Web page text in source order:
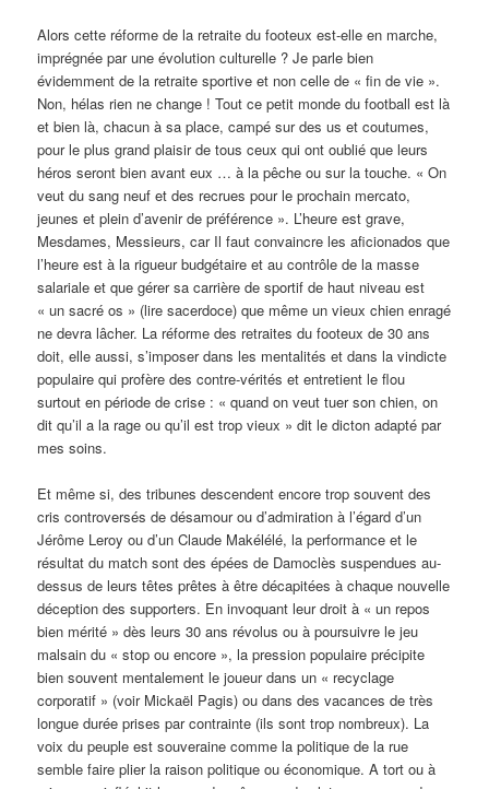
Alors cette réforme de la retraite du footeux est-elle en marche,
imprégnée par une évolution culturelle ? Je parle bien
évidemment de la retraite sportive et non celle de « fin de vie ».
Non, hélas rien ne change ! Tout ce petit monde du football est là
et bien là, chacun à sa place, campé sur des us et coutumes,
pour le plus grand plaisir de tous ceux qui ont oublié que leurs
héros seront bien avant eux … à la pêche ou sur la touche. « On
veut du sang neuf et des recrues pour le prochain mercato,
jeunes et plein d’avenir de préférence ». L’heure est grave,
Mesdames, Messieurs, car Il faut convaincre les aficionados que
l’heure est à la rigueur budgétaire et au contrôle de la masse
salariale et que gérer sa carrière de sportif de haut niveau est
« un sacré os » (lire sacerdoce) que même un vieux chien enragé
ne devra lâcher. La réforme des retraites du footeux de 30 ans
doit, elle aussi, s’imposer dans les mentalités et dans la vindicte
populaire qui profère des contre-vérités et entretient le flou
surtout en période de crise : « quand on veut tuer son chien, on
dit qu’il a la rage ou qu’il est trop vieux » dit le dicton adapté par
mes soins.
Et même si, des tribunes descendent encore trop souvent des
cris controversés de désamour ou d’admiration à l’égard d’un
Jérôme Leroy ou d’un Claude Makélélé, la performance et le
résultat du match sont des épées de Damoclès suspendues au-
dessus de leurs têtes prêtes à être décapitées à chaque nouvelle
déception des supporters. En invoquant leur droit à « un repos
bien mérité » dès leurs 30 ans révolus ou à poursuivre le jeu
malsain du « stop ou encore », la pression populaire précipite
bien souvent mentalement le joueur dans un « recyclage
corporatif » (voir Mickaël Pagis) ou dans des vacances de très
longue durée prises par contrainte (ils sont trop nombreux). La
voix du peuple est souveraine comme la politique de la rue
semble faire plier la raison politique ou économique. A tort ou à